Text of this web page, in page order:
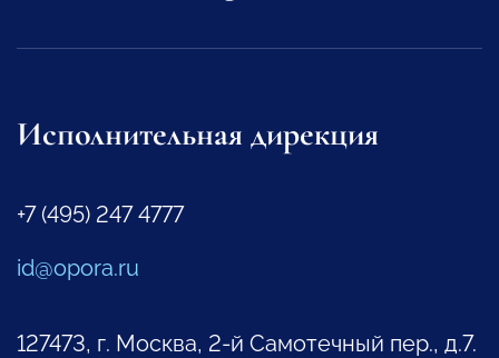
Исполнительная дирекция
+7 (495) 247 4777
id@opora.ru
127473, г. Москва, 2-й Самотечный пер., д.7.